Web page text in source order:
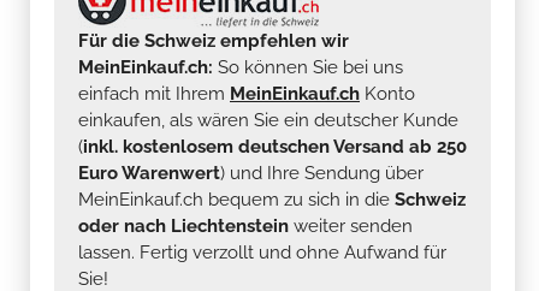
Für die Schweiz empfehlen wir
MeinEinkauf.ch: So können Sie bei uns
einfach mit Ihrem MeinEinkauf.ch Konto
einkaufen, als wären Sie ein deutscher Kunde
(inkl. kostenlosem deutschen Versand ab 250
Euro Warenwert) und Ihre Sendung über
MeinEinkauf.ch bequem zu sich in die Schweiz
oder nach Liechtenstein weiter senden
lassen. Fertig verzollt und ohne Aufwand für
Sie!